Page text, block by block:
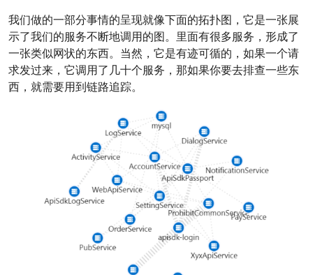
我们做的一部分事情的呈现就像下面的拓扑图，它是一张展
示了我们的服务不断地调用的图。里面有很多服务，形成了
一张类似网状的东西。当然，它是有迹可循的，如果一个请
求发过来，它调用了几十个服务，那如果你要去排查一些东
西，就需要用到链路追踪。